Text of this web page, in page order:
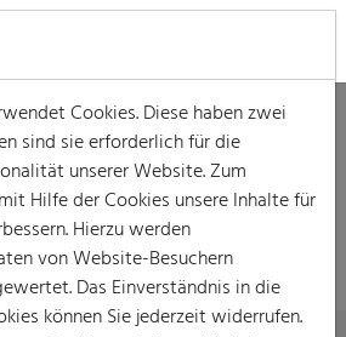
Cookies. Diese haben zwei
sind sie erforderlich für die
unserer Website. Zum
Hilfe der Cookies unsere Inhalte für
Hierzu werden
von Website-Besuchern
Das Einverständnis in die
können Sie jederzeit widerrufen.